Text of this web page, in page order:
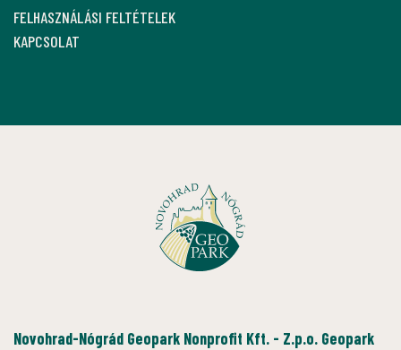
FELHASZNÁLÁSI FELTÉTELEK
KAPCSOLAT
Novohrad-Nógrád Geopark Nonprofit Kft. - Z.p.o. Geopark